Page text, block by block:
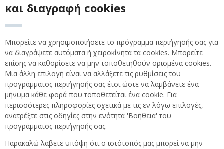
και διαγραφή cookies
Μπορείτε να χρησιμοποιήσετε το πρόγραμμα περιήγησής σας για
να διαγράψετε αυτόματα ή χειροκίνητα τα cookies. Μπορείτε
επίσης να καθορίσετε να μην τοποθετηθούν ορισμένα cookies.
Μια άλλη επιλογή είναι να αλλάξετε τις ρυθμίσεις του
προγράμματος περιήγησής σας έτσι ώστε να λαμβάνετε ένα
μήνυμα κάθε φορά που τοποθετείται ένα cookie. Για
περισσότερες πληροφορίες σχετικά με τις εν λόγω επιλογές,
ανατρέξτε στις οδηγίες στην ενότητα 'Βοήθεια' του
προγράμματος περιήγησής σας.
Παρακαλώ λάβετε υπόψη ότι ο ιστότοπός μας μπορεί να μην